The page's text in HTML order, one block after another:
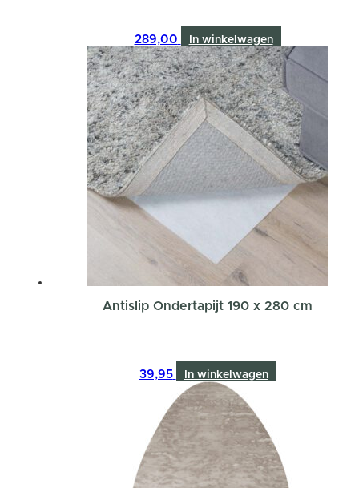
289,00 In winkelwagen
Antislip Ondertapijt 190 x 280 cm
39,95 In winkelwagen